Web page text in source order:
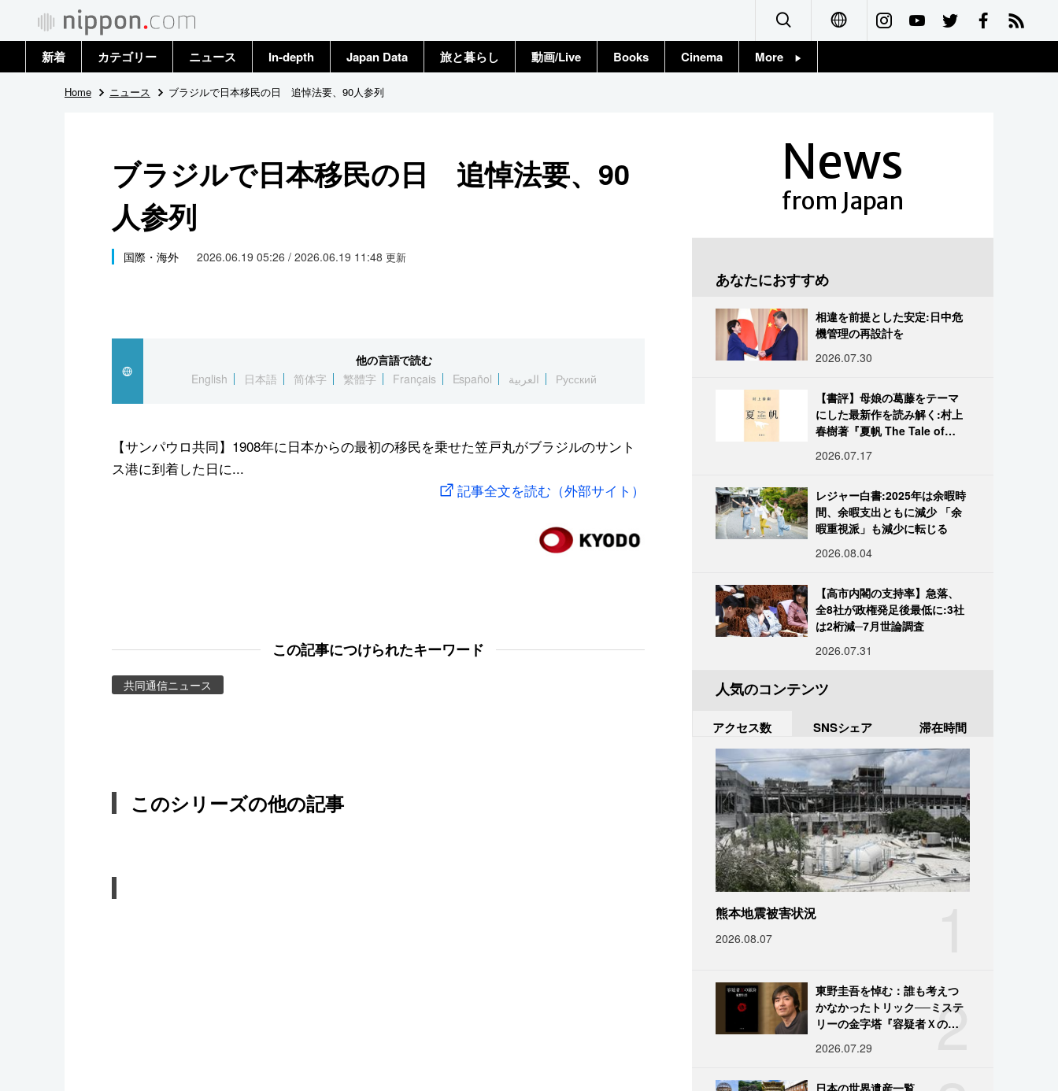
Français
新着 カテゴリー
政治・外交
国際
文化
スポーツ・東京2020
ニュース
トップ
In-depth Japan Data 旅と暮らし 動画/Live Books Cinema More
Home ニュース ブラジルで日本移民の日 追悼法要、90人参列
ブラジルで日本移民の日 追悼法要、90
人参列
国際・海外 2026.06.19 05:26 / 2026.06.19 11:48 更新
他の言語で読む
English
日本語 简体字 繁體字 Français Español العربية Русский
【サンパウロ共同】1908年に日本からの最初の移民を乗せた笠戸丸がブラジルのサント
ス港に到着した日に...
記事全文を読む（外部サイト）
この記事につけられたキーワード
共同通信ニュース
このシリーズの他の記事
News
from Japan
あなたにおすすめ
相違を前提とした安定:日中危
機管理の再設計を
2026.07.30
【書評】母娘の葛藤をテーマ
にした最新作を読み解く:村上
春樹著『夏帆 The Tale of
2026.07.17
レジャー白書:2025年は余暇時
間、余暇支出ともに減少 「余
暇重視派」も減少に転じる
2026.08.04
【高市内閣の支持率】急落、
全8社が政権発足後最低に:3社
は2桁減─7月世論調査
2026.07.31
人気のコンテンツ
アクセス数 SNSシェア 滞在時間
熊本地震被害状況
2026.08.07
2
東野圭吾を悼む：誰も考えつ
かなかったトリック──ミステ
リーの金字塔『容疑者Ｘの献
2026.07.29
日本の世界遺産一覧